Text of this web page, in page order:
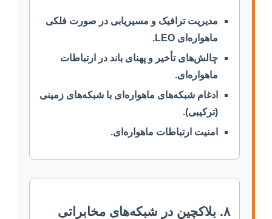
مدیریت ترافیک و مسیریابی در صورت فلکی
ماهواره‌ای LEO.
چالش‌های تأخیر و پهنای باند در ارتباطات
ماهواره‌ای.
ادغام شبکه‌های ماهواره‌ای با شبکه‌های زمینی
(ترکیبی).
امنیت ارتباطات ماهواره‌ای.
۸. بلاکچین در شبکه‌های مخابراتی